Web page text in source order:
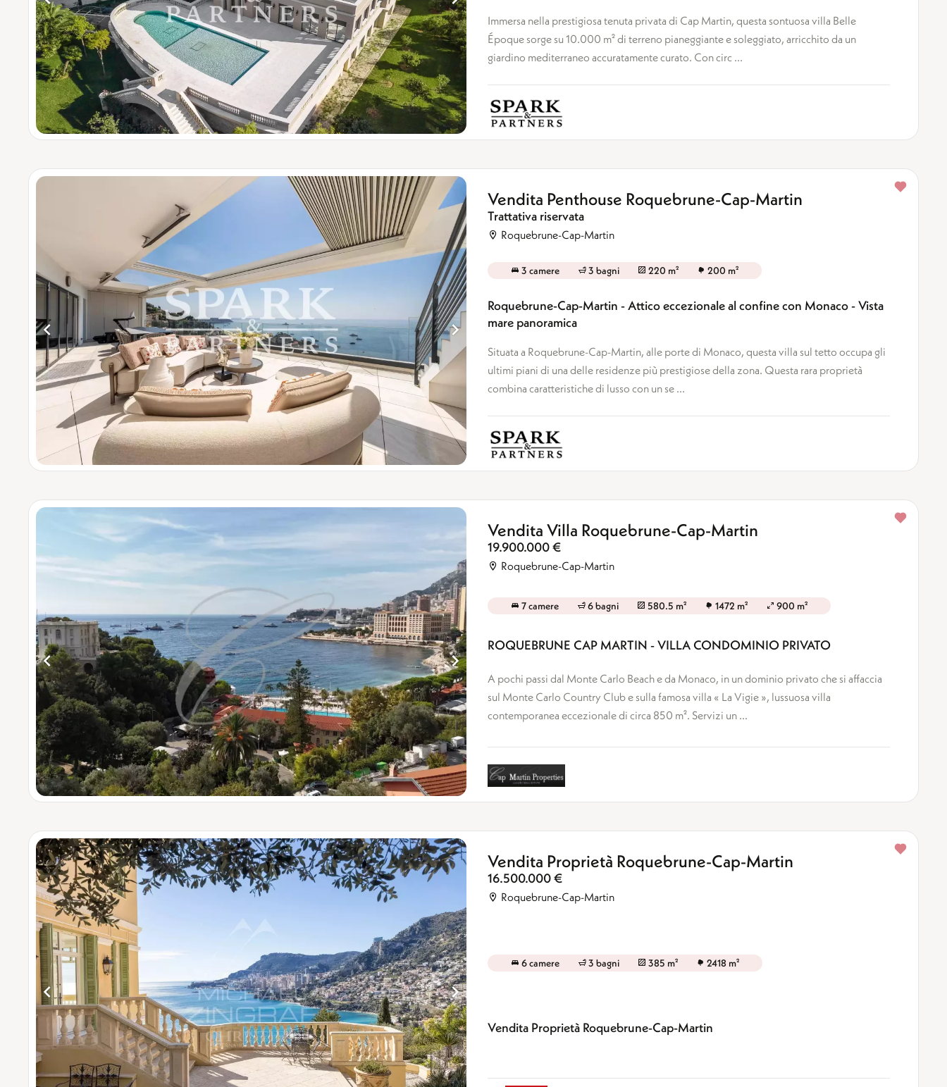
Immersa nella prestigiosa tenuta privata di Cap Martin, questa sontuosa villa Belle
Époque sorge su 10.000 m² di terreno pianeggiante e soleggiato, arricchito da un
giardino mediterraneo accuratamente curato. Con circ ...
Vendita Penthouse Roquebrune-Cap-Martin
Trattativa riservata
Roquebrune-Cap-Martin
3 camere 3 bagni 220 m² 200 m²
Roquebrune-Cap-Martin - Attico eccezionale al confine con Monaco - Vista
mare panoramica
Situata a Roquebrune-Cap-Martin, alle porte di Monaco, questa villa sul tetto occupa gli
ultimi piani di una delle residenze più prestigiose della zona. Questa rara proprietà
combina caratteristiche di lusso con un se ...
Vendita Villa Roquebrune-Cap-Martin
19.900.000 €
Roquebrune-Cap-Martin
7 camere 6 bagni 580.5 m² 1472 m² 900 m²
ROQUEBRUNE CAP MARTIN - VILLA CONDOMINIO PRIVATO
A pochi passi dal Monte Carlo Beach e da Monaco, in un dominio privato che si affaccia
sul Monte Carlo Country Club e sulla famosa villa « La Vigie », lussuosa villa
contemporanea eccezionale di circa 850 m². Servizi un ...
Vendita Proprietà Roquebrune-Cap-Martin
16.500.000 €
Roquebrune-Cap-Martin
6 camere 3 bagni 385 m² 2418 m²
Vendita Proprietà Roquebrune-Cap-Martin